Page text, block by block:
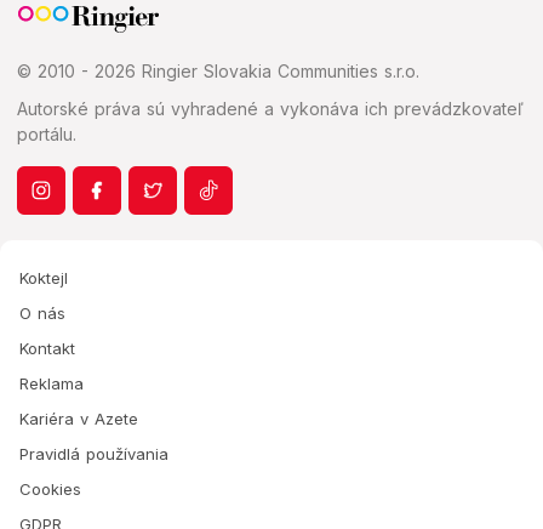
© 2010 - 2026 Ringier Slovakia Communities s.r.o.
Autorské práva sú vyhradené a vykonáva ich prevádzkovateľ
portálu.
Koktejl
O nás
Kontakt
Reklama
Kariéra v Azete
Pravidlá používania
Cookies
GDPR